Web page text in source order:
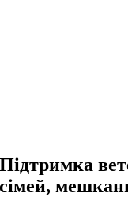
Підтримка
сімей,